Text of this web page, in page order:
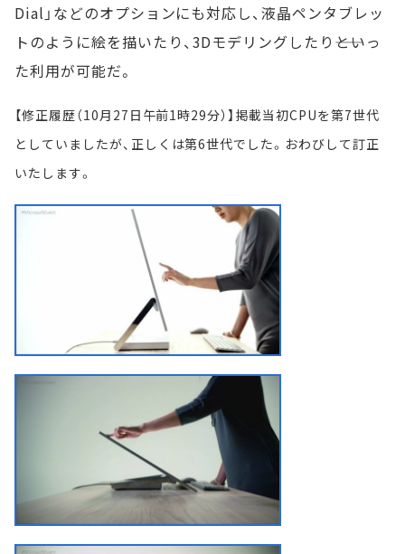
Dial」などのオプションにも対応し、液晶ペンタブレッ
トのように絵を描いたり、3Dモデリングしたり――といっ
た利用が可能だ。
【修正履歴（10月27日午前1時29分）】掲載当初CPUを第7世代
としていましたが、正しくは第6世代でした。おわびして訂正
いたします。